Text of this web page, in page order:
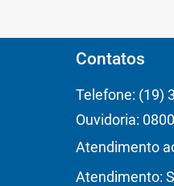
Contatos
Telefone: (19)
Ouvidoria:
Atendimento
Atendimento: